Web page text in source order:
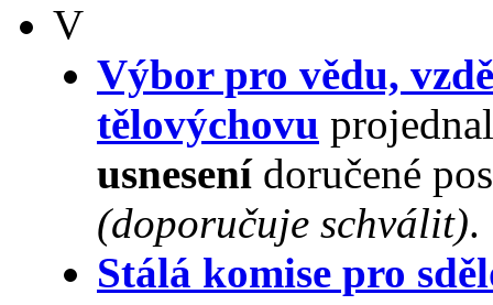
V
Výbor pro vědu,
tělovýchovu
usnesenídoručené
(doporučuje schválit).
Stálá komise pro